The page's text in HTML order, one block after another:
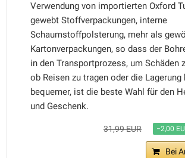
Verwendung von importierten Oxford
gewebt Stoffverpackungen, interne
Schaumstoffpolsterung, mehr als
Kartonverpackungen, so dass der
in den Transportprozess, um Schäden
ob Reisen zu tragen oder die Lagerung
bequemer, ist die beste Wahl für den
und Geschenk.
31,99 EUR −2,00
Bei